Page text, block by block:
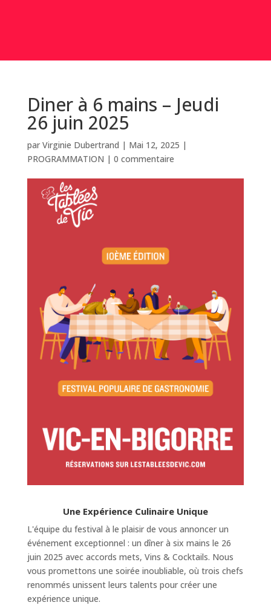
Diner à 6 mains – Jeudi
26 juin 2025
par Virginie Dubertrand | Mai 12, 2025 |
PROGRAMMATION | 0 commentaire
Une Expérience Culinaire Unique
L'équipe du festival à le plaisir de vous annoncer un
événement exceptionnel : un dîner à six mains le 26
juin 2025 avec accords mets, Vins & Cocktails. Nous
vous promettons une soirée inoubliable, où trois chefs
renommés unissent leurs talents pour créer une
expérience unique.